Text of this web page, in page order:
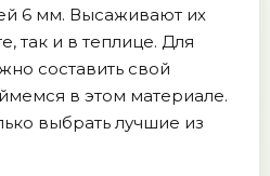
6 мм. Высаживают их
так и в теплице. Для
составить свой
в этом материале.
выбрать лучшие из